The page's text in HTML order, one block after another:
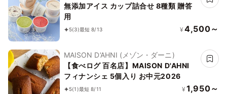
無添加アイス カップ詰合せ 8種類 贈答
用
5(3)最短 8/13 ¥ 4,500～
MAISON D’AHNI (メゾン・ダーニ)
【食べログ 百名店】MAISON D'AHNI
フィナンシェ 5個入り お中元2026
5(1)最短 8/11 ¥ 1,950～